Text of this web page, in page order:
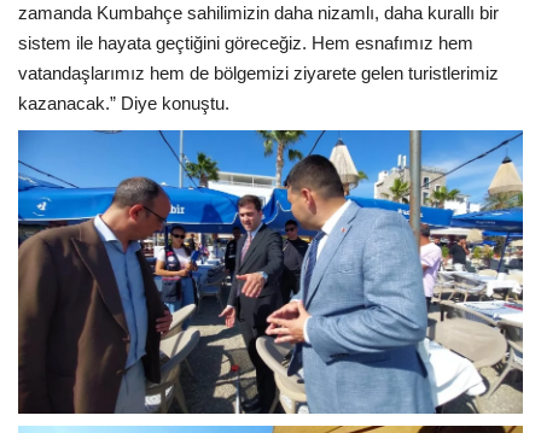
zamanda Kumbahçe sahilimizin daha nizamlı, daha kurallı bir
sistem ile hayata geçtiğini göreceğiz. Hem esnafımız hem
vatandaşlarımız hem de bölgemizi ziyarete gelen turistlerimiz
kazanacak.” Diye konuştu.